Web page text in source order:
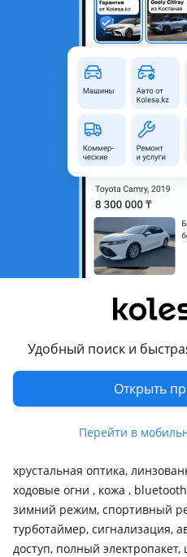
Удобный поиск и
Открыть
Перейти в
Объявление находится в
Объем двигателя, л
Пробег
Руль
Цвет
Растаможен в Казахстане
хрустальная оптика,
ходовые огни , кожа , bluetooth,
зимний режим, спортивный
турботаймер, сигнализация,
доступ, полный